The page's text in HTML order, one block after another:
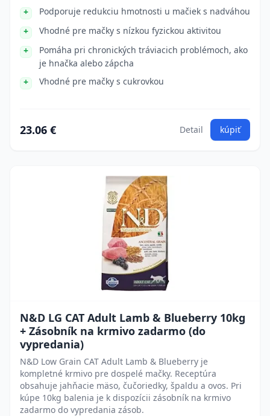
Podporuje redukciu hmotnosti u mačiek s nadváhou
Vhodné pre mačky s nízkou fyzickou aktivitou
Pomáha pri chronických tráviacich problémoch, ako
je hnačka alebo zápcha
Vhodné pre mačky s cukrovkou
23.06 € Detail kúpiť
N&D LG CAT Adult Lamb & Blueberry 10kg
+ Zásobník na krmivo zadarmo (do
vypredania)
N&D Low Grain CAT Adult Lamb & Blueberry je
kompletné krmivo pre dospelé mačky. Receptúra
obsahuje jahňacie mäso, čučoriedky, špaldu a ovos. Pri
kúpe 10kg balenia je k dispozícii zásobník na krmivo
zadarmo do vypredania zásob.